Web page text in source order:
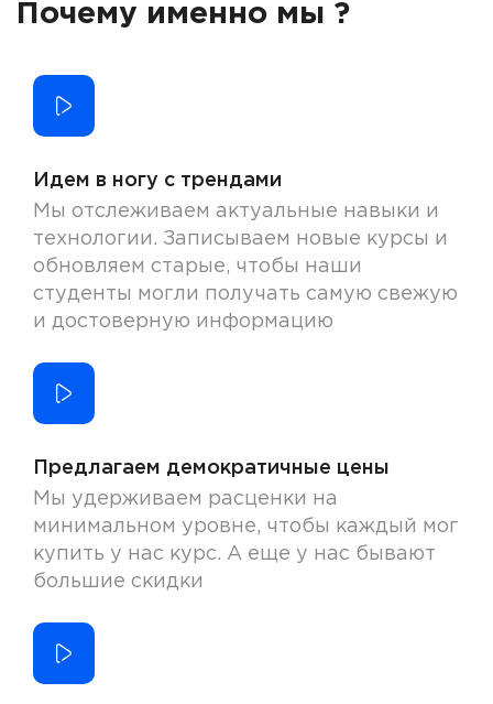
Почему именно мы ?
Идем в ногу с трендами
Мы отслеживаем актуальные навыки и
технологии. Записываем новые курсы и
обновляем старые, чтобы наши
студенты могли получать самую свежую
и достоверную информацию
Предлагаем демократичные цены
Мы удерживаем расценки на
минимальном уровне, чтобы каждый мог
купить у нас курс. А еще у нас бывают
большие скидки